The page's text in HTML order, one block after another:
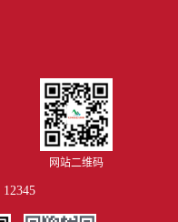
网站二维码